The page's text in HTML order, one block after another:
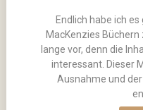
Endlich habe ich
MacKenzies
lange vor, denn die
interessant. Dieser
Ausnahme und